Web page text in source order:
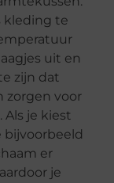
kleding te
uit en
zijn dat
zorgen voor
je kiest
bijvoorbeeld
er
je